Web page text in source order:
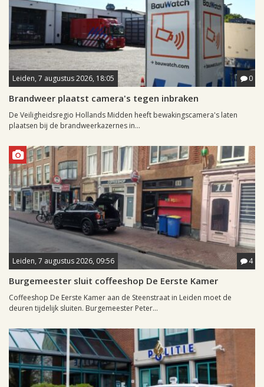
Leiden, 7 augustus 2026, 18:05 0
Brandweer plaatst camera's tegen inbraken
De Veiligheidsregio Hollands Midden heeft bewakingscamera's laten
plaatsen bij de brandweerkazernes in...
Leiden, 7 augustus 2026, 09:56 4
Burgemeester sluit coffeeshop De Eerste Kamer
Coffeeshop De Eerste Kamer aan de Steenstraat in Leiden moet de
deuren tijdelijk sluiten. Burgemeester Peter...